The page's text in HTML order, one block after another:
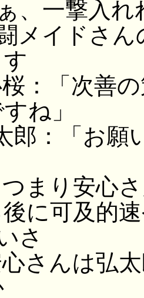
、一撃入
メイドさ
：「次善
ね」
郎：「お願
まり安心
に可及的
さ
さんは弘